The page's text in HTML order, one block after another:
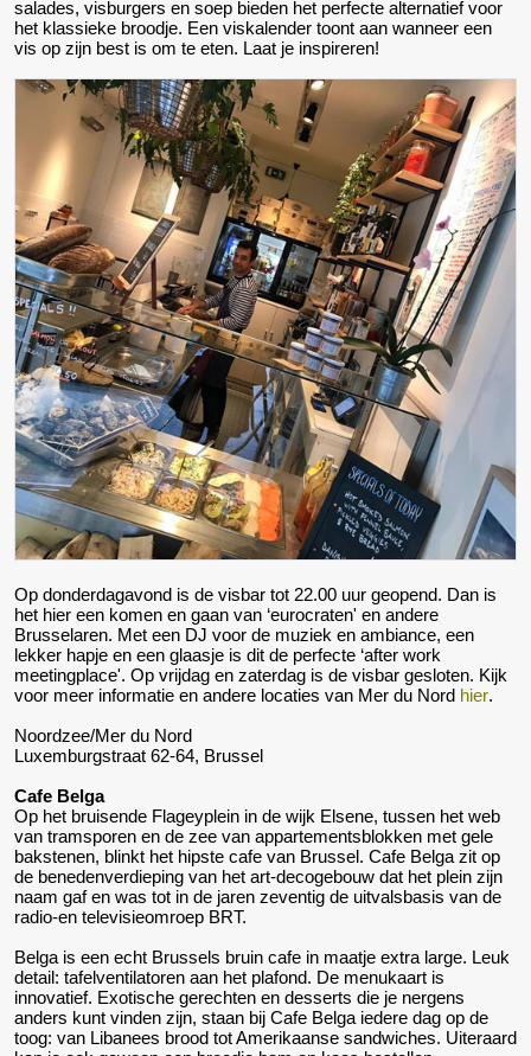
salades, visburgers en soep bieden het perfecte alternatief voor
het klassieke broodje. Een viskalender toont aan wanneer een
vis op zijn best is om te eten. Laat je inspireren!
Op donderdagavond is de visbar tot 22.00 uur geopend. Dan is
het hier een komen en gaan van ‘eurocraten' en andere
Brusselaren. Met een DJ voor de muziek en ambiance, een
lekker hapje en een glaasje is dit de perfecte ‘after work
meetingplace'. Op vrijdag en zaterdag is de visbar gesloten. Kijk
voor meer informatie en andere locaties van Mer du Nord hier.
Noordzee/Mer du Nord
Luxemburgstraat 62-64, Brussel
Cafe Belga
Op het bruisende Flageyplein in de wijk Elsene, tussen het web
van tramsporen en de zee van appartementsblokken met gele
bakstenen, blinkt het hipste cafe van Brussel. Cafe Belga zit op
de benedenverdieping van het art-decogebouw dat het plein zijn
naam gaf en was tot in de jaren zeventig de uitvalsbasis van de
radio-en televisieomroep BRT.
Belga is een echt Brussels bruin cafe in maatje extra large. Leuk
detail: tafelventilatoren aan het plafond. De menukaart is
innovatief. Exotische gerechten en desserts die je nergens
anders kunt vinden zijn, staan bij Cafe Belga iedere dag op de
toog: van Libanees brood tot Amerikaanse sandwiches. Uiteraard